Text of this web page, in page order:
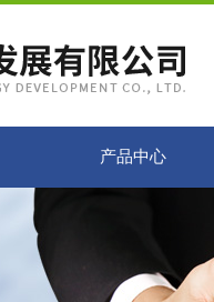
产品中心